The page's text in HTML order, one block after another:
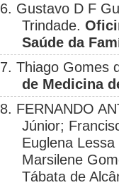
6. Gustavo D F
Trindade.
Saúde da
7. Thiago Gomes
de Medicina
8. FERNANDO
Júnior;
Euglena
Marsilene
Tábata de